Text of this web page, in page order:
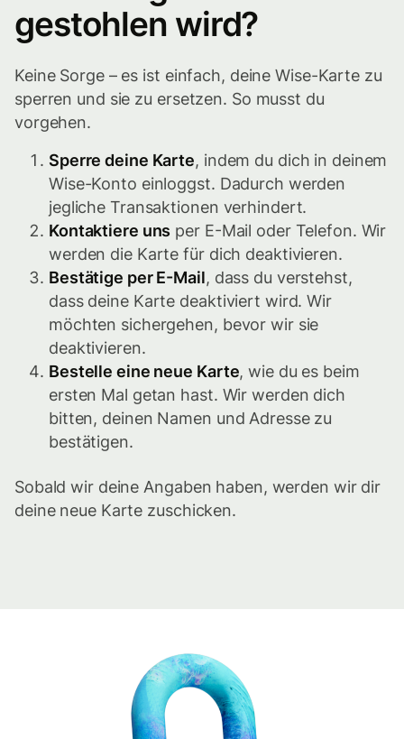
gestohlen wird?
Keine Sorge – es ist einfach, deine Wise-Karte zu
sperren und sie zu ersetzen. So musst du
vorgehen.
Sperre deine Karte, indem du dich in deinem
Wise-Konto einloggst. Dadurch werden
jegliche Transaktionen verhindert.
Kontaktiere uns per E-Mail oder Telefon. Wir
werden die Karte für dich deaktivieren.
Bestätige per E-Mail, dass du verstehst,
dass deine Karte deaktiviert wird. Wir
möchten sichergehen, bevor wir sie
deaktivieren.
Bestelle eine neue Karte, wie du es beim
ersten Mal getan hast. Wir werden dich
bitten, deinen Namen und Adresse zu
bestätigen.
Sobald wir deine Angaben haben, werden wir dir
deine neue Karte zuschicken.